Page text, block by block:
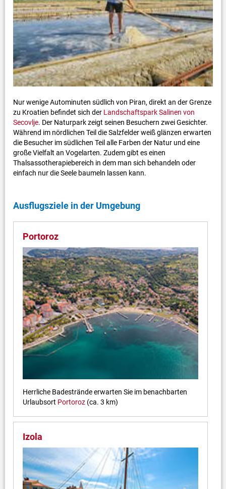
Nur wenige Autominuten südlich von Piran, direkt an der Grenze
zu Kroatien befindet sich der Landschaftspark Salinen von
Secovlje. Der Naturpark zeigt seinen Besuchern zwei Gesichter.
Während im nördlichen Teil die Salzfelder weiß glänzen erwarten
die Besucher im südlichen Teil alle Farben der Natur und eine
große Vielfalt an Vogelarten. Zudem gibt es einen
Thalsassotherapiebereich in dem man sich behandeln oder
einfach nur die Seele baumeln lassen kann.
Ausflugsziele in der Umgebung
Portoroz
Herrliche Badestrände erwarten Sie im benachbarten
Urlaubsort Portoroz(ca. 3 km)
Izola